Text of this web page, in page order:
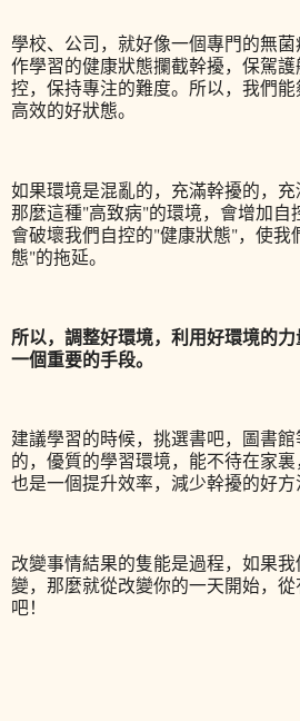
學校、公司，就好像一個專門的無
作學習的健康狀態攔截幹擾，保駕
控，保持專注的難度。所以，我們
高效的好狀態。
如果環境是混亂的，充滿幹擾的，充
那麼這種"高致病"的環境，會增加自
會破壞我們自控的"健康狀態"，使我
態"的拖延。
所以，調整好環境，利用好環境的
一個重要的手段。
建議學習的時候，挑選書吧，圖書
的，優質的學習環境，能不待在家
也是一個提升效率，減少幹擾的好方
改變事情結果的隻能是過程，如果
變，那麼就從改變你的一天開始，
吧！